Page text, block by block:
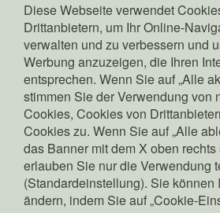
Bozen: 02689370217
Gesellschaftskapital:
Euro 70.000.000,00 v.e.
Gesetzlicher Vertreter:
Pierpaolo Zamunaro
Copyright: © Edyna GmbH
Suche
Kontakt
Diese Webseite verwendet
Drittanbietern, um Ihr Online-
verwalten und zu verbessern und
Werbung anzuzeigen, die Ihren
entsprechen. Wenn Sie auf „Alle
stimmen Sie der Verwendung von
Cookies, Cookies von
Cookies zu. Wenn Sie auf „Alle
das Banner mit dem X oben
erlauben Sie nur die Verwendung
(Standardeinstellung). Sie können
ändern, indem Sie auf „Cookie-